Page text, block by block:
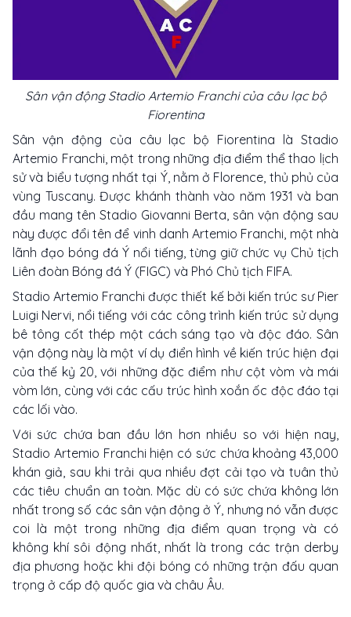
Sân vận động Stadio Artemio Franchi của câu lạc bộ
Fiorentina
Sân vận động của câu lạc bộ Fiorentina là Stadio
Artemio Franchi, một trong những địa điểm thể thao lịch
sử và biểu tượng nhất tại Ý, nằm ở Florence, thủ phủ của
vùng Tuscany. Được khánh thành vào năm 1931 và ban
đầu mang tên Stadio Giovanni Berta, sân vận động sau
này được đổi tên để vinh danh Artemio Franchi, một nhà
lãnh đạo bóng đá Ý nổi tiếng, từng giữ chức vụ Chủ tịch
Liên đoàn Bóng đá Ý (FIGC) và Phó Chủ tịch FIFA.
Stadio Artemio Franchi được thiết kế bởi kiến trúc sư Pier
Luigi Nervi, nổi tiếng với các công trình kiến trúc sử dụng
bê tông cốt thép một cách sáng tạo và độc đáo. Sân
vận động này là một ví dụ điển hình về kiến trúc hiện đại
của thế kỷ 20, với những đặc điểm như cột vòm và mái
vòm lớn, cùng với các cấu trúc hình xoắn ốc độc đáo tại
các lối vào.
Với sức chứa ban đầu lớn hơn nhiều so với hiện nay,
Stadio Artemio Franchi hiện có sức chứa khoảng 43,000
khán giả, sau khi trải qua nhiều đợt cải tạo và tuân thủ
các tiêu chuẩn an toàn. Mặc dù có sức chứa không lớn
nhất trong số các sân vận động ở Ý, nhưng nó vẫn được
coi là một trong những địa điểm quan trọng và có
không khí sôi động nhất, nhất là trong các trận derby
địa phương hoặc khi đội bóng có những trận đấu quan
trọng ở cấp độ quốc gia và châu Âu.